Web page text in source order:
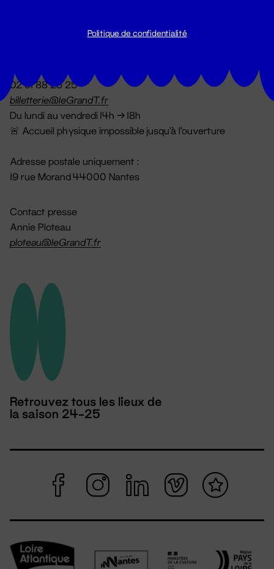
02 51 88 25 25
billetterie@leGrandT.fr
Du lundi au vendredi 14h → 18h
🚨 Accueil physique impossible jusqu'à l'ouverture
Adresse postale uniquement :
19 rue Morand 44000 Nantes
Contact presse
Annie Ploteau
ploteau@leGrandT.fr
Retrouvez tous les lieux de
la saison 24-25
Politique de confidentialité